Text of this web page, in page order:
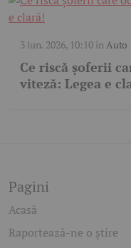
3 iun. 2026, 10:10înAuto
Ce riscă șoferii
viteză: Legea e
Pagini
Acasă
Raportează-ne o știre